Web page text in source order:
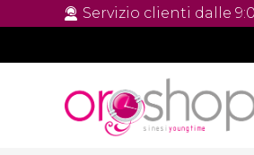
Servizio clienti dalle